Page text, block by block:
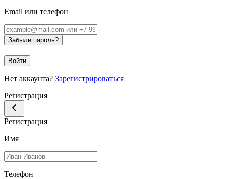
Email или телефон
Забыли пароль?
Войти
Нет аккаунта? Зарегистрироваться
Регистрация
Регистрация
Имя
Телефон